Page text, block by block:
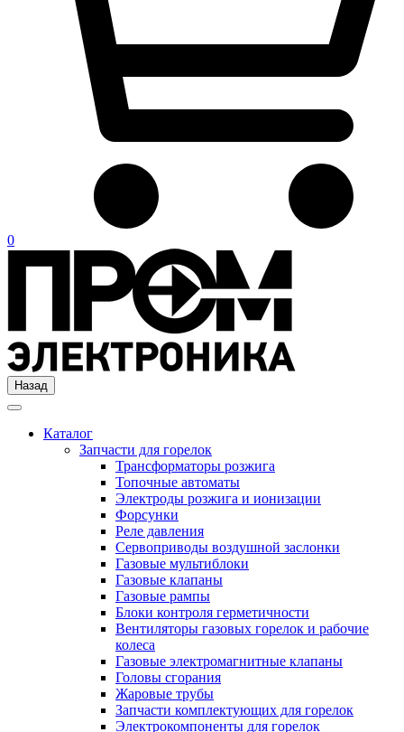
0
Назад
Каталог
Запчасти для горелок
Трансформаторы розжига
Топочные автоматы
Электроды розжига и ионизации
Форсунки
Реле давления
Сервоприводы воздушной заслонки
Газовые мультиблоки
Газовые клапаны
Газовые рампы
Блоки контроля герметичности
Вентиляторы газовых горелок и рабочие
колеса
Газовые электромагнитные клапаны
Головы сгорания
Жаровые трубы
Запчасти комплектующих для горелок
Электрокомпоненты для горелок